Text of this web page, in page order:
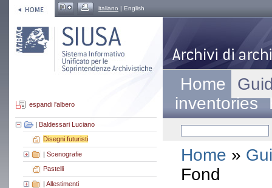
italiano | English
espandi l'albero
| Baldessari Luciano
Disegni futuristi
| Scenografie
Pastelli
| Allestimenti
Home
inventories
Home »
Fond